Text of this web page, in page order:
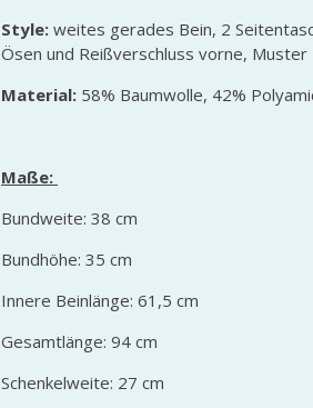
Style: weites gerades Bein, 2
Ösen und Reißverschluss vorne, Muster
Material: 58% Baumwolle, 42%
Maße:
Bundweite: 38 cm
Bundhöhe: 35 cm
Innere Beinlänge: 61,5 cm
Gesamtlänge: 94 cm
Schenkelweite: 27 cm